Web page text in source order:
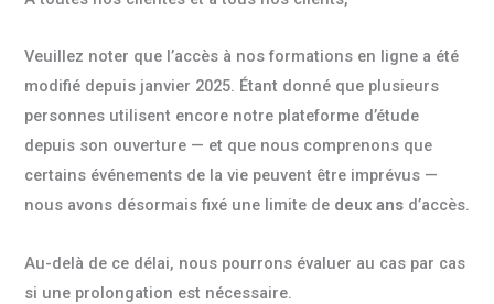
Veuillez noter que l’accès à nos formations en ligne a été
modifié depuis janvier 2025. Étant donné que plusieurs
personnes utilisent encore notre plateforme d’étude
depuis son ouverture — et que nous comprenons que
certains événements de la vie peuvent être imprévus —
nous avons désormais fixé une limite de deux ansd’accès.
Au-delà de ce délai, nous pourrons évaluer au cas par cas
si une prolongation est nécessaire.